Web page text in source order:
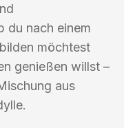
du nach einem
möchtest
genießen willst –
aus